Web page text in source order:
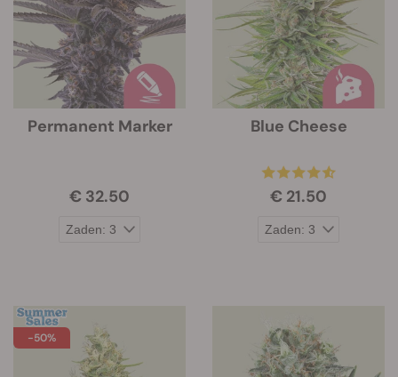
Permanent Marker
€ 32.50
Blue Cheese
€ 21.50
-50%